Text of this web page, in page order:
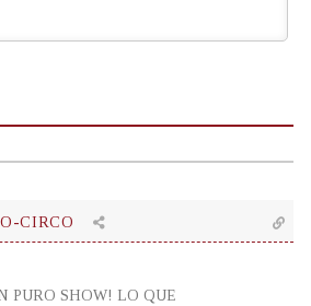
CIRCO
PURO SHOW! LO QUE